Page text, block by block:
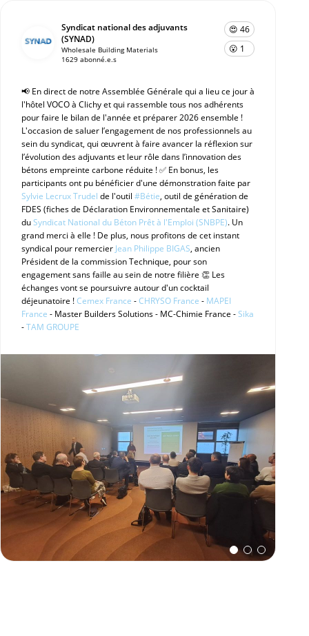
Syndicat national des adjuvants
(SYNAD)
Wholesale Building Materials
1629 abonné.e.s
😍 46
😮 1
📢 En direct de notre Assemblée Générale qui a lieu ce jour à
l'hôtel VOCO à Clichy et qui rassemble tous nos adhérents
pour faire le bilan de l'année et préparer 2026 ensemble !
L'occasion de saluer l’engagement de nos professionnels au
sein du syndicat, qui œuvrent à faire avancer la réflexion sur
l’évolution des adjuvants et leur rôle dans l’innovation des
bétons empreinte carbone réduite ! ✅ En bonus, les
participants ont pu bénéficier d'une démonstration faite par
Sylvie Lecrux Trudel de l'outil #Bétie, outil de génération de
FDES (fiches de Déclaration Environnementale et Sanitaire)
duSyndicat National du Béton Prêt à l'Emploi (SNBPE). Un
grand merci à elle ! De plus, nous profitons de cet instant
syndical pour remercier Jean Philippe BIGAS, ancien
Président de la commission Technique, pour son
engagement sans faille au sein de notre filière 👏 Les
échanges vont se poursuivre autour d'un cocktail
déjeunatoire !Cemex France -CHRYSO France - MAPEI
France - Master Builders Solutions - MC-Chimie France -Sika
-TAM GROUPE